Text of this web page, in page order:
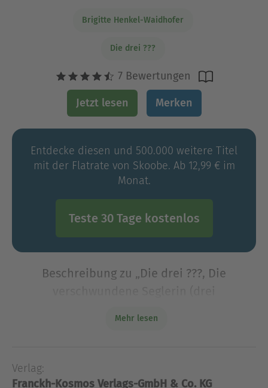
Brigitte Henkel-Waidhofer
Die drei ???
7 Bewertungen
Jetzt lesen Merken
Entdecke diesen und 500.000 weitere Titel
mit der Flatrate von Skoobe. Ab 12,99 € im
Monat.
Teste 30 Tage kostenlos
Beschreibung zu „Die drei ???, Die
Antiquitätenhändlerin nicht mehr zurück. Doch
die Trauer der Hinterbliebenen hält sich in
Mehr lesen
Verlag:
Franckh-Kosmos Verlags-GmbH & Co. KG